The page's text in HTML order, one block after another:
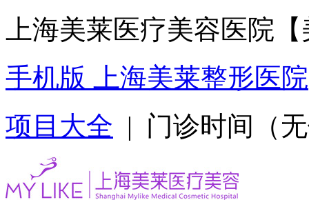
上海美莱医疗美容医院
手机版 上海美莱整形医院
项目大全 | 门诊时间（